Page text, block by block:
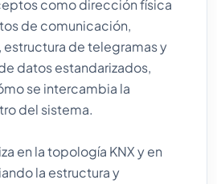
como dirección física
de comunicación,
estructura de telegramas y
datos estandarizados,
se intercambia la
del sistema.
en la topología KNX y en
la estructura y